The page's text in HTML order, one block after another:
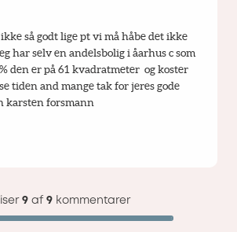
så godt lige pt vi må håbe det ikke
har selv en andelsbolig i åarhus c som
den er på 61 kvadratmeter  og koster
tiden and mange tak for jeres gode
karsten forsmann
9af 9kommentarer